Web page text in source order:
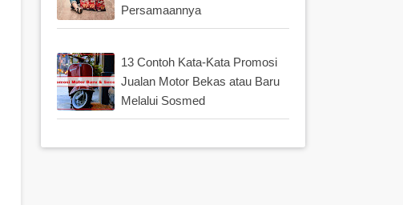
Persamaannya
13 Contoh Kata-Kata Promosi
Jualan Motor Bekas atau Baru
Melalui Sosmed